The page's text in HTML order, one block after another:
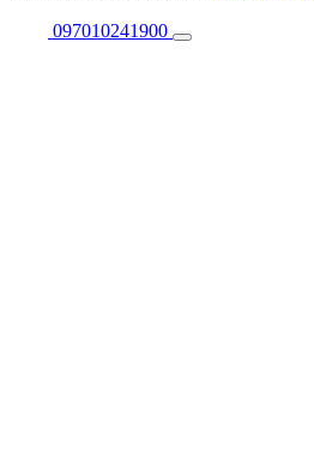
097010241900